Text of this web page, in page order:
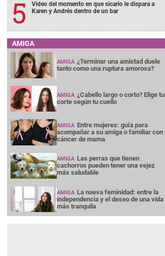
Video del momento en que sicario le dispara a
Karen y Andrés dentro de un bar
AMIGA
AMIGA ¿Terminar una amistad duele
tanto como una ruptura amorosa?
AMIGA ¿Cabello largo o corto? Elige tu
corte según tu cuello
AMIGA Entre mujeres: guía para
acompañar a su amiga o familiar con
cáncer de mama
AMIGA Las perras que tienen
cachorros pueden tener una vejez
más saludable
AMIGA La nueva feminidad: entre la
independencia y el deseo de una vida
más tranquila